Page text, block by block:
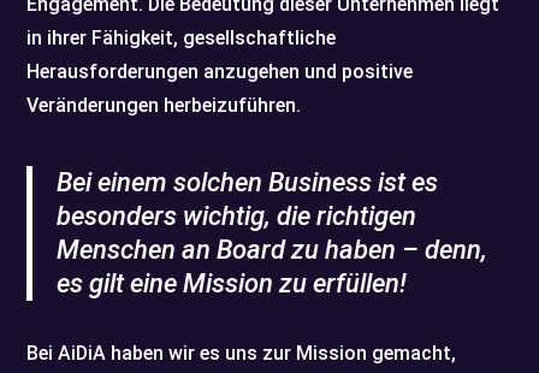
in ihrer Fähigkeit, gesellschaftliche
Herausforderungen anzugehen und positive
Veränderungen herbeizuführen.
Bei einem solchen Business ist es
besonders wichtig, die richtigen
Menschen an Board zu haben – denn,
es gilt eine Mission zu erfüllen!
Bei AiDiA haben wir es uns zur Mission gemacht,